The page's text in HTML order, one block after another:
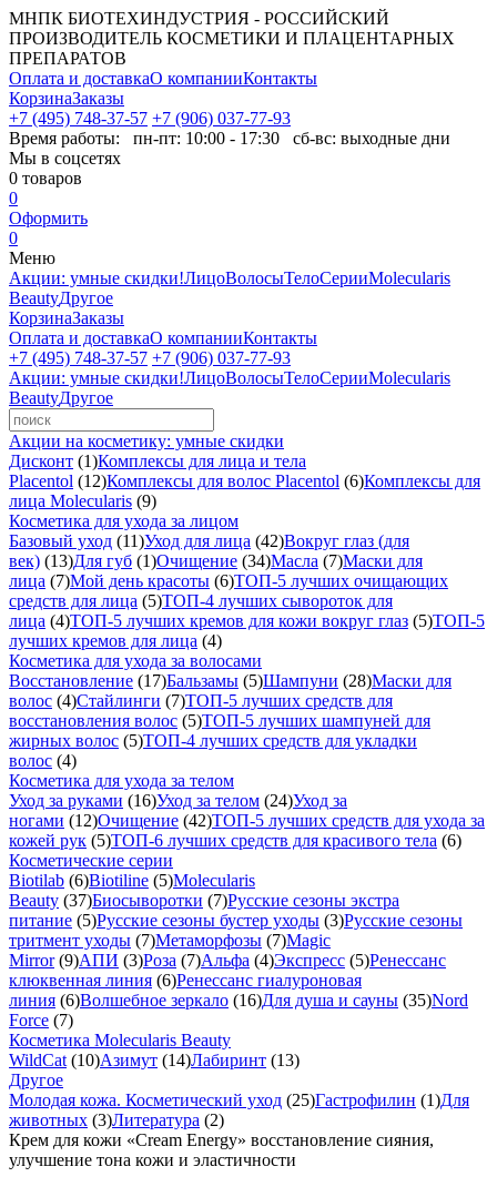
МНПК БИОТЕХИНДУСТРИЯ - РОССИЙСКИЙ
ПРОИЗВОДИТЕЛЬ КОСМЕТИКИ И ПЛАЦЕНТАРНЫХ
ПРЕПАРАТОВ
Оплата и доставкаО компанииКонтакты
КорзинаЗаказы
+7 (495) 748-37-57 +7 (906) 037-77-93
Время работы: пн-пт: 10:00 - 17:30 сб-вс: выходные дни
Мы в соцсетях
0 товаров
0
Оформить
0
Меню
Акции: умные скидки!ЛицоВолосыТелоСерииMolecularis
BeautyДругое
КорзинаЗаказы
Оплата и доставкаО компанииКонтакты
+7 (495) 748-37-57 +7 (906) 037-77-93
Акции: умные скидки!ЛицоВолосыТелоСерииMolecularis
BeautyДругое
Акции на косметику: умные скидки
Дисконт (1)Комплексы для лица и тела
Placentol (12)Комплексы для волос Placentol (6)Комплексы для
лица Molecularis (9)
Косметика для ухода за лицом
Базовый уход (11)Уход для лица (42)Вокруг глаз (для
век) (13)Для губ (1)Очищение (34)Масла (7)Маски для
лица (7)Мой день красоты (6)ТОП-5 лучших очищающих
средств для лица (5)ТОП-4 лучших сывороток для
лица (4)ТОП-5 лучших кремов для кожи вокруг глаз (5)ТОП-5
лучших кремов для лица (4)
Косметика для ухода за волосами
Восстановление (17)Бальзамы (5)Шампуни (28)Маски для
волос (4)Стайлинги (7)ТОП-5 лучших средств для
восстановления волос (5)ТОП-5 лучших шампуней для
жирных волос (5)ТОП-4 лучших средств для укладки
волос (4)
Косметика для ухода за телом
Уход за руками (16)Уход за телом (24)Уход за
ногами (12)Очищение (42)ТОП-5 лучших средств для ухода за
кожей рук (5)ТОП-6 лучших средств для красивого тела (6)
Косметические серии
Biotilab (6)Biotiline (5)Molecularis
Beauty (37)Биосыворотки (7)Русские сезоны экстра
питание (5)Русские сезоны бустер уходы (3)Русские сезоны
тритмент уходы (7)Метаморфозы (7)Magic
Mirror(9)АПИ (3)Роза (7)Альфа (4)Экспресс (5)Ренессанс
клюквенная линия (6)Ренессанс гиалуроновая
линия (6)Волшебное зеркало (16)Для душа и сауны (35)Nord
Force (7)
Косметика Molecularis Beauty
WildCat (10)Азимут (14)Лабиринт (13)
Другое
Молодая кожа. Косметический уход (25)Гастрофилин (1)Для
животных (3)Литература (2)
Крем для кожи «Cream Energy» восстановление сияния,
улучшение тона кожи и эластичности